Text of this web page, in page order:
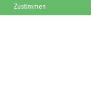
Zustimmen